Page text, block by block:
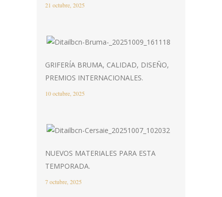
21 octubre, 2025
GRIFERÍA BRUMA, CALIDAD, DISEÑO,
PREMIOS INTERNACIONALES.
10 octubre, 2025
NUEVOS MATERIALES PARA ESTA
TEMPORADA.
7 octubre, 2025